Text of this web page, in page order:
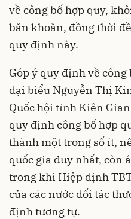
về công bố hợp quy,
băn khoăn, đồng thời
quy định này.
Góp ý quy định về
đại biểu Nguyễn Thị
Quốc hội tỉnh Kiên
quy định công bố hợp
thành một trong số ít,
quốc gia duy nhất, còn
trong khi Hiệp định
của các nước đối tác
định tương tự.